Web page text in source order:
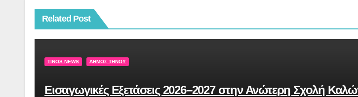
Related Post
TINOS NEWS ΔΉΜΟΣ ΤΉΝΟΥ
Εισαγωγικές Εξετάσεις 2026–2027 στην Ανώτερη Σχολή